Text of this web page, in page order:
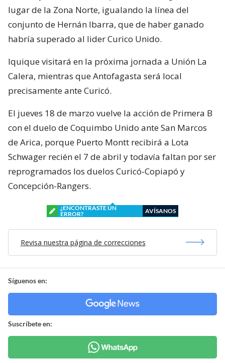
lugar de la Zona Norte, igualando la línea del
conjunto de Hernán Ibarra, que de haber ganado
habría superado al lider Curico Unido.
Iquique visitará en la próxima jornada a Unión La
Calera, mientras que Antofagasta será local
precisamente ante Curicó.
El jueves 18 de marzo vuelve la acción de Primera B
con el duelo de Coquimbo Unido ante San Marcos
de Arica, porque Puerto Montt recibirá a Lota
Schwager recién el 7 de abril y todavía faltan por ser
reprogramados los duelos Curicó-Copiapó y
Concepción-Rangers.
¿ENCONTRASTE UN
ERROR?
AVÍSANOS
Revisa nuestra página de correcciones
Síguenos en:
Suscríbete en: